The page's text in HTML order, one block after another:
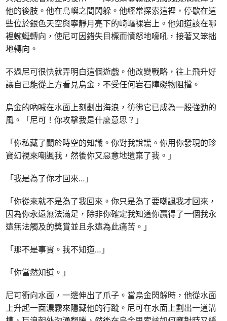
他的後肢。他在島嶼之間閃躲。他經常探索這裡，停歇在這
些位於銀色天空與寧靜月亮下的崎嶇裸岩上。他知道該在哪
裡蜿蜒轉向，使尼可因錯失目標而憤怒地嚎吼，接著又笨拙
地轉向。
不過尼可很快就弄明白這個遊戲。他改變戰略，往上飛升好
讓自己能從上方看見烏金，不受任何岩石障礙物阻擋。
烏金的吶喊在水面上刻劃出海浪，彷彿它已成為一股強勁的
風。「尼可！你攻擊我是什麼意思？」
「你私藏了關於時空的知識。你對我說謊。你用你發現的珍
寶幻視來嘲諷我，然後你又惡意地遺棄了我。」
「我是為了你才回來…」
「你從來就不是為了我回來。你只是為了要嘲諷我才回來，
因為你永遠無法滿足，除非你確定我知道你贏得了一個我永
遠無法觸及的獎賞並且永遠為此痛苦。」
「那不是事實。我不知道…」
「你當然知道。」
尼可衝向水面，一邊伸出了爪子。當烏金閃躲時，他從水面
上升起一面濃霧來隱藏他的行蹤。尼可在水面上劃出一道溝